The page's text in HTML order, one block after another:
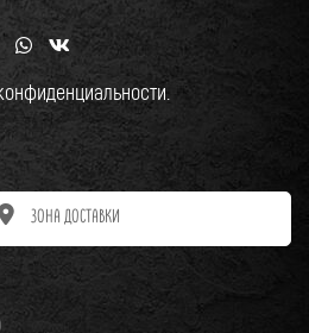
ЗОНА ДОСТАВКИ
использовать сайт, вы даете